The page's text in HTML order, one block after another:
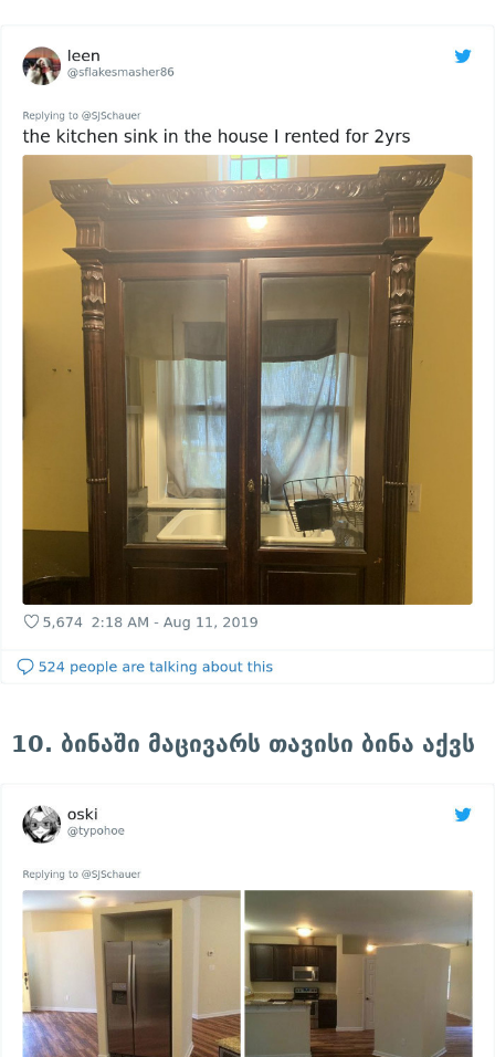
10. ბინაში მაცივარს თავისი ბინა აქვს